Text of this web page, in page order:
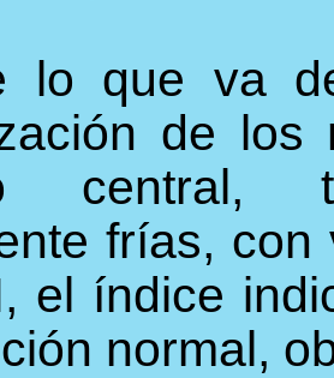
lo que va
de
central,
frías,
el índice
normal,